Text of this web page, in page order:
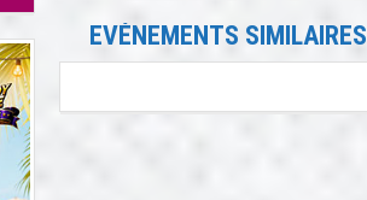
EVÉNEMENTS SIMILAIRES